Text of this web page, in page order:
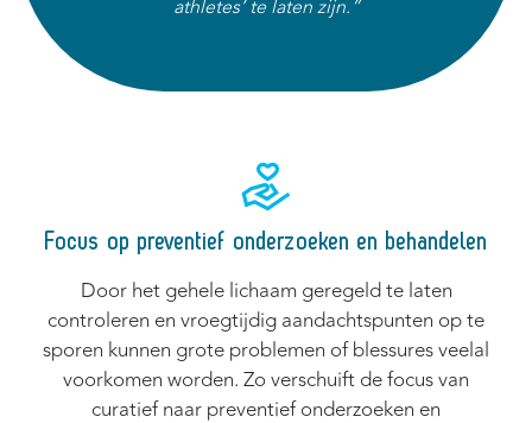
athletes’ te laten zijn.”
Focus op preventief onderzoeken en behandelen
Door het gehele lichaam geregeld te laten
controleren en vroegtijdig aandachtspunten op te
sporen kunnen grote problemen of blessures veelal
voorkomen worden. Zo verschuift de focus van
curatief naar preventief onderzoeken en